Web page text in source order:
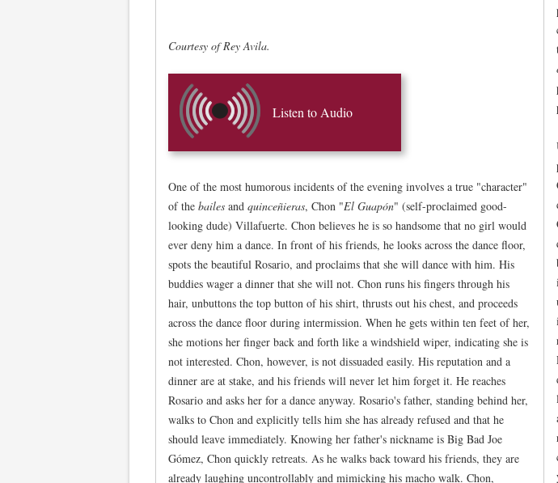
Courtesy of Rey Avila.
Listen to Audio
One of the most humorous incidents of the evening involves a true "character"
of the bailes and quinceñieras, Chon "El Guapón" (self-proclaimed good-
looking dude) Villafuerte. Chon believes he is so handsome that no girl would
ever deny him a dance. In front of his friends, he looks across the dance floor,
spots the beautiful Rosario, and proclaims that she will dance with him. His
buddies wager a dinner that she will not. Chon runs his fingers through his
hair, unbuttons the top button of his shirt, thrusts out his chest, and proceeds
across the dance floor during intermission. When he gets within ten feet of her,
she motions her finger back and forth like a windshield wiper, indicating she is
not interested. Chon, however, is not dissuaded easily. His reputation and a
dinner are at stake, and his friends will never let him forget it. He reaches
Rosario and asks her for a dance anyway. Rosario's father, standing behind her,
walks to Chon and explicitly tells him she has already refused and that he
should leave immediately. Knowing her father's nickname is Big Bad Joe
Gómez, Chon quickly retreats. As he walks back toward his friends, they are
already laughing uncontrollably and mimicking his macho walk. Chon,